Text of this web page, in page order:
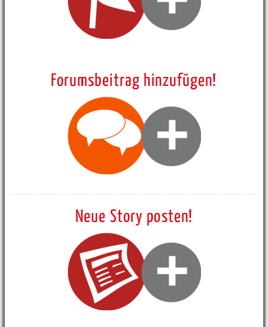
Forumsbeitrag hinzufügen!
Neue Story posten!